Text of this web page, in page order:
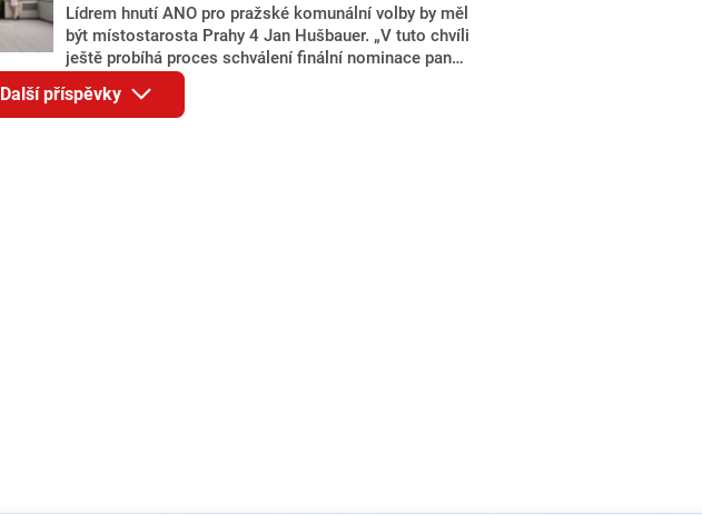
Lídrem hnutí ANO pro pražské komunální volby by měl
být místostarosta Prahy 4 Jan Hušbauer. „V tuto chvíli
ještě probíhá proces schválení finální nominace pana
Jana Hušbauera Výborem hnutí ANO,“ uvedl pro
redakci místopředseda pražského ANO Martin
Benkovič. O Hušbauerovi se spekulovalo jako o
Další příspěvky